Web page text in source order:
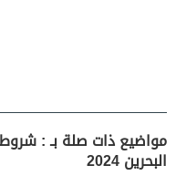
مواضيع ذات صلة بـ :
البحرين 2024